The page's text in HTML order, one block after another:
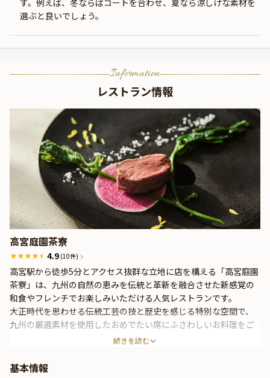
選ぶと良いでしょう。
Information
レストラン情報
高宮庭園茶寮
4.9 (10件)
高宮駅から徒歩5分とアクセス抜群な立地に店を構える「高宮庭園
茶寮」は、九州の自然の恵みを伝統と革新を融合させた新感覚の
和食やフレンチでお楽しみいただける人気レストランです。
大正時代を思わせる伝統工芸の技と歴史を感じる特別な空間で、
九州の厳選素材を使用したおめでたい席にふさわしいお料理をご
常的で優雅な雰囲気が漂います。
続きを読む
基本情報